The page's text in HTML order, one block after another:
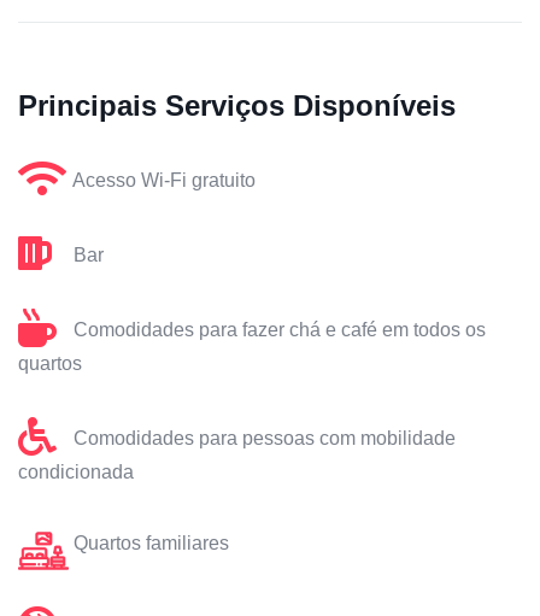
Principais Serviços Disponíveis
Acesso Wi-Fi gratuito
Bar
Comodidades para fazer chá e café em todos os
quartos
Comodidades para pessoas com mobilidade
condicionada
Quartos familiares